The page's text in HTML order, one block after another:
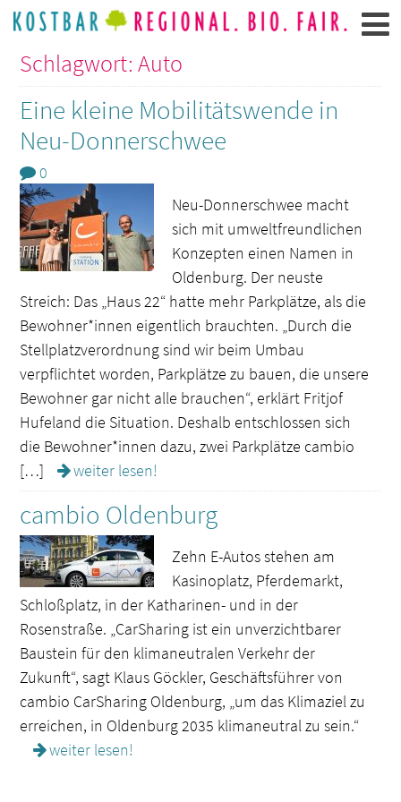
Schlagwort: Auto
Eine kleine Mobilitätswende in
Neu-Donnerschwee
0
Neu-Donnerschwee macht
sich mit umweltfreundlichen
Konzepten einen Namen in
Oldenburg. Der neuste
Streich: Das „Haus 22“ hatte mehr Parkplätze, als die
Bewohner*innen eigentlich brauchten. „Durch die
Stellplatzverordnung sind wir beim Umbau
verpflichtet worden, Parkplätze zu bauen, die unsere
Bewohner gar nicht alle brauchen“, erklärt Fritjof
Hufeland die Situation. Deshalb entschlossen sich
die Bewohner*innen dazu, zwei Parkplätze cambio
[…]
weiter lesen!
cambio Oldenburg
Zehn E-Autos stehen am
Kasinoplatz, Pferdemarkt,
Schloßplatz, in der Katharinen- und in der
Rosenstraße. „CarSharing ist ein unverzichtbarer
Baustein für den klimaneutralen Verkehr der
Zukunft“, sagt Klaus Göckler, Geschäftsführer von
cambio CarSharing Oldenburg, „um das Klimaziel zu
erreichen, in Oldenburg 2035 klimaneutral zu sein.“
weiter lesen!